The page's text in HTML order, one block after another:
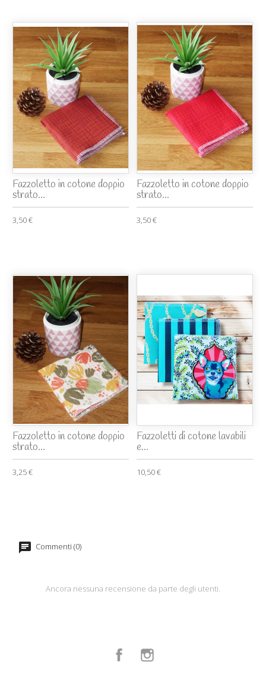
Fazzoletto in cotone doppio
strato...
3,50 €
Fazzoletto in cotone doppio
strato...
3,50 €
Fazzoletto in cotone doppio
strato...
3,25 €
Fazzoletti di cotone lavabili
e...
10,50 €
Commenti (0)
Ancora nessuna recensione da parte degli utenti.
Facebook